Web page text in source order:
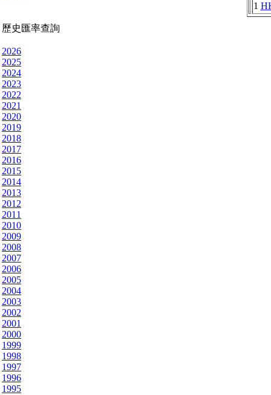
歷史匯率查詢
2026
2025
2024
2023
2022
2021
2020
2019
2018
2017
2016
2015
2014
2013
2012
2011
2010
2009
2008
2007
2006
2005
2004
2003
2002
2001
2000
1999
1998
1997
1996
1995
1